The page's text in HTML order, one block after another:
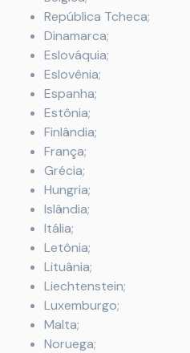
República Tcheca;
Dinamarca;
Eslováquia;
Eslovênia;
Espanha;
Estônia;
Finlândia;
França;
Grécia;
Hungria;
Islândia;
Itália;
Letônia;
Lituânia;
Liechtenstein;
Luxemburgo;
Malta;
Noruega;